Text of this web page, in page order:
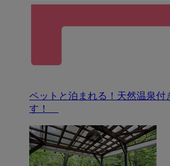
ペットと泊まれる！天然温泉付
す！